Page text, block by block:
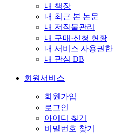
내 책장
내 최근 본 논문
내 저작물관리
내 구매·신청 현황
내 서비스 사용권한
내 관심 DB
회원서비스
회원가입
로그인
아이디 찾기
비밀번호 찾기